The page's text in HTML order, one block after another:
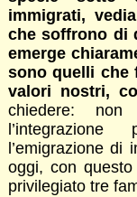
immigrati,
che soffrono di
emerge
sono quelli che
valori nostri,
chiedere:
l’integrazione
l’emigrazione
oggi, con
privilegiato tre